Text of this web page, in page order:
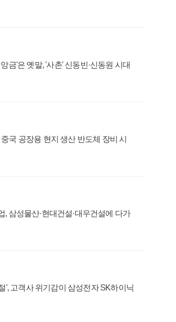
금'은 옛말, '사촌' 신동빈·신동원 시대
국 공장용 현지 생산 반도체 장비 시
, 삼성물산·현대건설·대우건설에 다가
', 고객사 위기감이 삼성전자 SK하이닉